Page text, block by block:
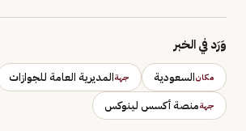
وَرَد في الخبر
مكانالسعودية جهةالمديرية العامة للجوازات
جهةمنصة أكسس لينوكس